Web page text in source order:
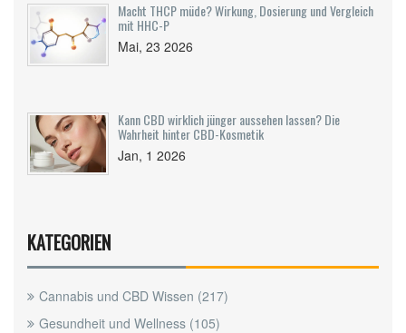
Macht THCP müde? Wirkung, Dosierung und Vergleich
mit HHC-P
Mai, 23 2026
Kann CBD wirklich jünger aussehen lassen? Die
Wahrheit hinter CBD-Kosmetik
Jan, 1 2026
KATEGORIEN
Cannabis und CBD Wissen (217)
Gesundheit und Wellness (105)